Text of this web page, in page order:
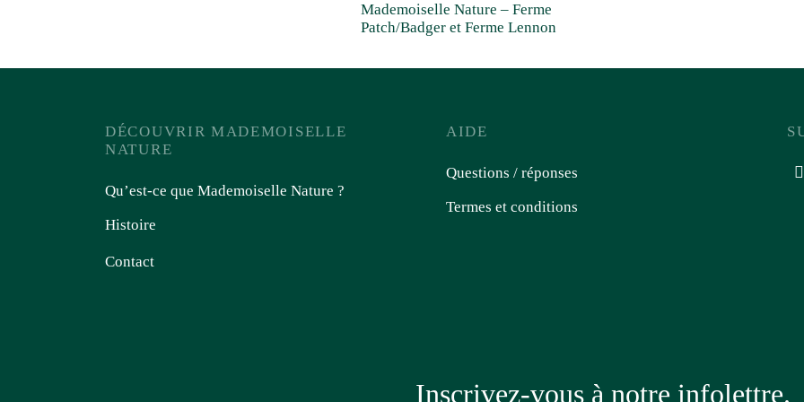
Mademoiselle Nature – Ferme
Patch/Badger et Ferme Lennon
DÉCOUVRIR MADEMOISELLE
NATURE
Qu’est-ce que Mademoiselle Nature ?
Histoire
Contact
AIDE
Questions / réponses
Termes et conditions
Inscrivez-vous à notre infolettre.